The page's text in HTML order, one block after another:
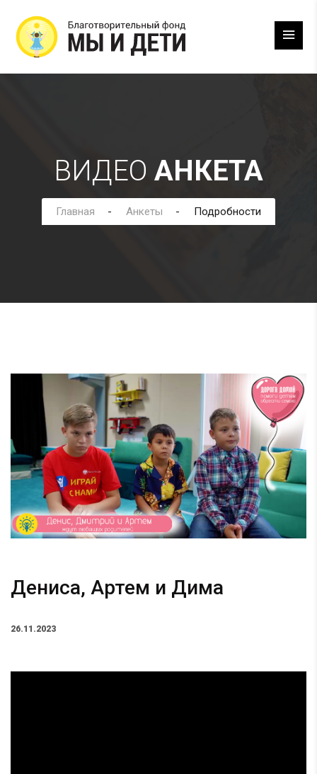
ВИДЕО АНКЕТА
Главная Анкеты Подробности
Дениса, Артем и Дима
26.11.2023